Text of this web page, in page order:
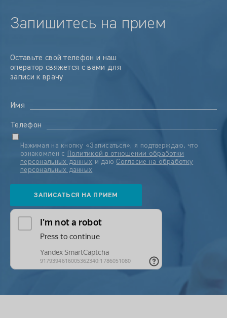
Запишитесь на прием
Оставьте свой телефон и наш
оператор свяжется с вами для
записи к врачу
Имя
Телефон
Нажимая на кнопку «Записаться», я подтверждаю, что
ознакомлен с
Политикой в отношении обработки
персональных данных и даю Согласие на обработку
персональных данных